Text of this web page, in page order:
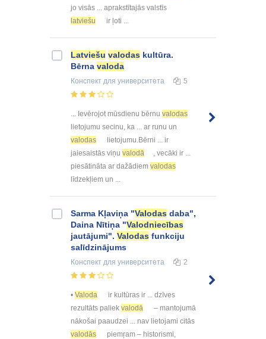
jo visās ... aprakstītajās valstīs
latviešu
ir ļoti ...
Latviešu valodas kultūra.
Bērna valoda
Конспект для университета 5
... Ievērojot mūsdienu bērnu valodas
lietojumu secinu, ka ... ar runu un
valodas
lietojumu.Bērni ... ir
jaiesaistās viņu valodā
, vecāki ir ...
piesātināta ar dažādiem valodas
līdzekļiem un ...
Sarma Kļaviņa "Valodas daba",
Daina Nītiņa "Valodniecības
jautājumi". Valodas funkciju
salīdzinājums
Конспект для университета 2
• Valoda
ir kultūras ir ... dzīves
rezultāts paliek valodā
– mantojumā
nākošai paaudzei ... nav lietojami citās
valodās
piemŗam – historismi,